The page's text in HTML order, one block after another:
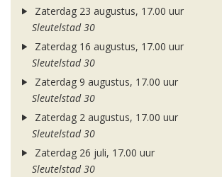
Zaterdag 23 augustus, 17.00 uur
Sleutelstad 30
Zaterdag 16 augustus, 17.00 uur
Sleutelstad 30
Zaterdag 9 augustus, 17.00 uur
Sleutelstad 30
Zaterdag 2 augustus, 17.00 uur
Sleutelstad 30
Zaterdag 26 juli, 17.00 uur
Sleutelstad 30